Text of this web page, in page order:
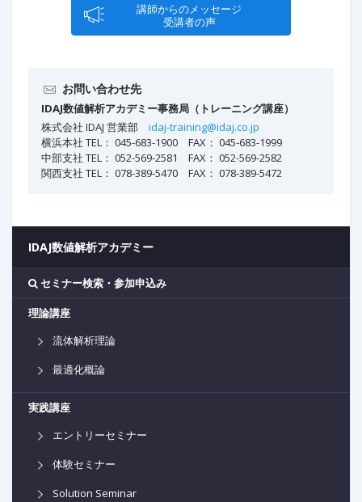
講師からのメッセージ
受講者の声
お問い合わせ先
IDAJ数値解析アカデミー事務局（トレーニング講座）
株式会社 IDAJ 営業部idaj-training@idaj.co.jp
横浜本社 TEL： 045-683-1900 FAX： 045-683-1999
中部支社 TEL： 052-569-2581 FAX： 052-569-2582
関西支社 TEL： 078-389-5470 FAX： 078-389-5472
IDAJ数値解析アカデミー
セミナー検索・参加申込み
理論講座
流体解析理論
最適化概論
実践講座
エントリーセミナー
体験セミナー
Solution Seminar